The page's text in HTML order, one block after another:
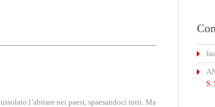
l’abitare nei paesi, spaesandoci tutti. Ma
S.